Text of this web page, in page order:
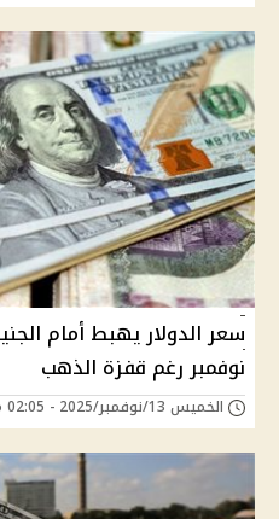
نوفمبر رغم قفزة الذهب
الخميس 13/نوفمبر/2025 - 02:05 م